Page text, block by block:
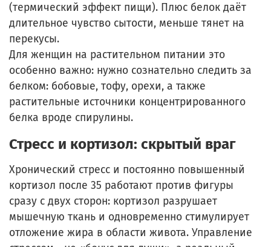
(термический эффект пищи). Плюс белок даёт
длительное чувство сытости, меньше тянет на
перекусы.
Для женщин на растительном питании это
особенно важно: нужно сознательно следить за
белком: бобовые, тофу, орехи, а также
растительные источники концентрированного
белка вроде спирулины.
Стресс и кортизол: скрытый враг
Хронический стресс и постоянно повышенный
кортизол после 35 работают против фигуры
сразу с двух сторон: кортизол разрушает
мышечную ткань и одновременно стимулирует
отложение жира в области живота. Управление